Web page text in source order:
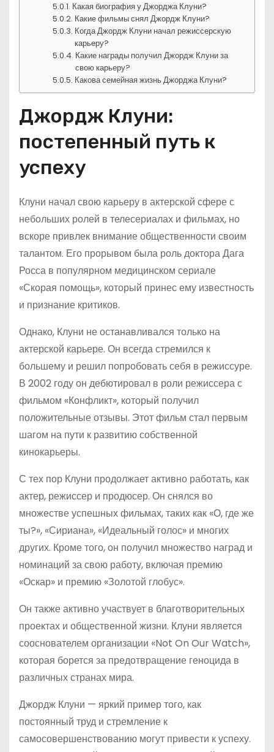
Какая биография у Джорджа Клуни?
Какие фильмы снял Джордж Клуни?
Когда Джордж Клуни начал режиссерскую
карьеру?
Какие награды получил Джордж Клуни за
свою карьеру?
Какова семейная жизнь Джорджа Клуни?
Джордж Клуни:
постепенный путь к
успеху
Клуни начал свою карьеру в актерской сфере с
небольших ролей в телесериалах и фильмах, но
вскоре привлек внимание общественности своим
талантом. Его прорывом была роль доктора Дага
Росса в популярном медицинском сериале
«Скорая помощь», который принес ему известность
и признание критиков.
Однако, Клуни не останавливался только на
актерской карьере. Он всегда стремился к
большему и решил попробовать себя в режиссуре.
В 2002 году он дебютировал в роли режиссера с
фильмом «Конфликт», который получил
положительные отзывы. Этот фильм стал первым
шагом на пути к развитию собственной
кинокарьеры.
С тех пор Клуни продолжает активно работать, как
актер, режиссер и продюсер. Он снялся во
множестве успешных фильмах, таких как «О, где же
ты?», «Сириана», «Идеальный голос» и многих
других. Кроме того, он получил множество наград и
номинаций за свою работу, включая премию
«Оскар» и премию «Золотой глобус».
Он также активно участвует в благотворительных
проектах и общественной жизни. Клуни является
сооснователем организации «Not On Our Watch»,
которая борется за предотвращение геноцида в
различных странах мира.
Джордж Клуни — яркий пример того, как
постоянный труд и стремление к
самосовершенствованию могут привести к успеху.